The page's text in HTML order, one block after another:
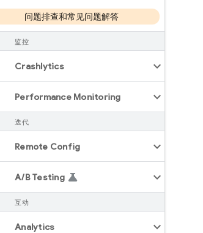
问题排查和常见问题解答
监控
Crashlytics
Performance Monitoring
迭代
Remote Config
A/B Testing
互动
Analytics